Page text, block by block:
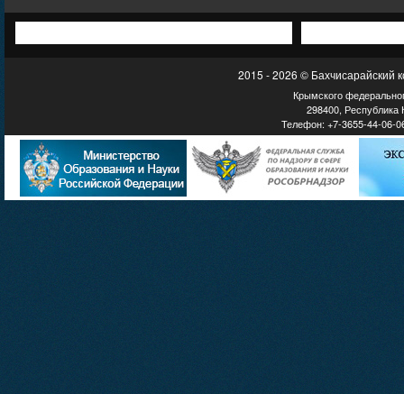
2015 - 2026 © Бахчисарайский
Крымского
298400, Республика
Телефон: +7-3655-44-06-